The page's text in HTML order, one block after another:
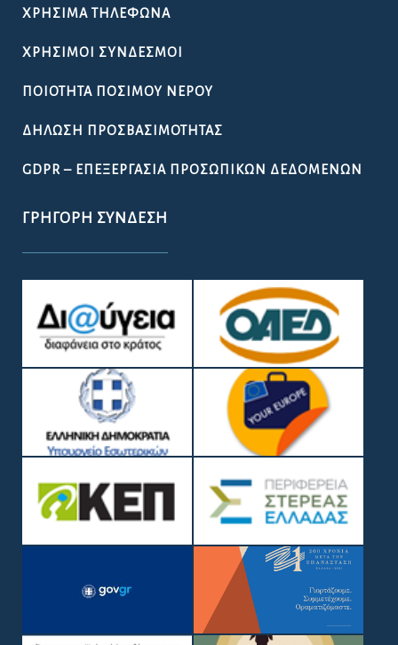
ΧΡΉΣΙΜΑ ΤΗΛΈΦΩΝΑ
ΧΡΉΣΙΜΟΙ ΣΎΝΔΕΣΜΟΙ
ΠΟΙΌΤΗΤΑ ΠΌΣΙΜΟΥ ΝΕΡΟΎ
ΔΉΛΩΣΗ ΠΡΟΣΒΑΣΙΜΌΤΗΤΑΣ
GDPR – ΕΠΕΞΕΡΓΑΣΙΑ ΠΡΟΣΩΠΙΚΩΝ ΔΕΔΟΜΕΝΩΝ
ΓΡΉΓΟΡΗ ΣΎΝΔΕΣΗ